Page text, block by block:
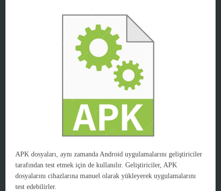
APK dosyaları, aynı zamanda Android uygulamalarını geliştiriciler
tarafından test etmek için de kullanılır. Geliştiriciler, APK
dosyalarını cihazlarına manuel olarak yükleyerek uygulamalarını
test edebilirler.